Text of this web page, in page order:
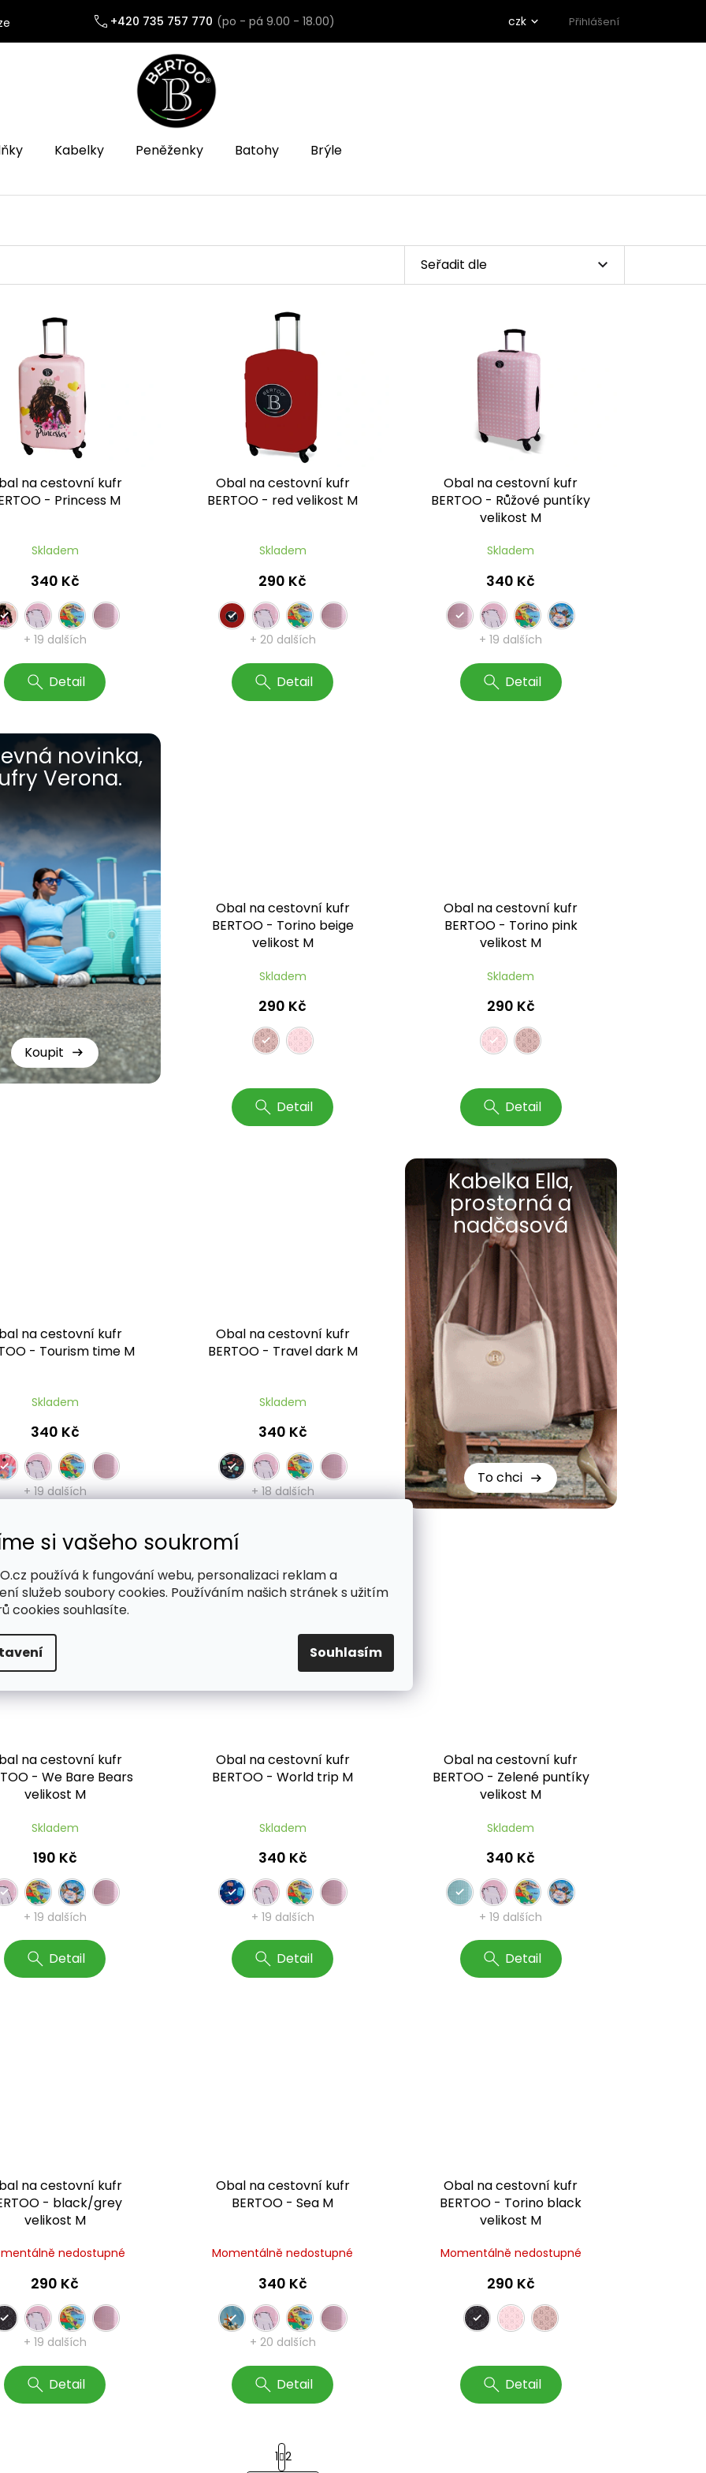
si vašeho soukromí
používá k fungování webu, personalizaci reklam a
služeb soubory cookies. Používáním našich stránek s užitím
cookies souhlasíte.
Souhlasím
+420 735 757 770 czk Přihlášení
Kabelky Peněženky Batohy Brýle
Seřadit dle
na cestovní kufr
- Princess M
Skladem
340 Kč
Detail
+ 19 dalších
Obal na cestovní kufr
BERTOO - red velikost M
Skladem
290 Kč
Detail
+ 20 dalších
Obal na cestovní kufr
BERTOO - Růžové puntíky
velikost M
Skladem
340 Kč
Detail
+ 19 dalších
novinka,
Verona.
Koupit
Obal na cestovní kufr
BERTOO - Torino beige
velikost M
Skladem
290 Kč
Detail
Obal na cestovní kufr
BERTOO - Torino pink
velikost M
Skladem
290 Kč
Detail
na cestovní kufr
- Tourism time M
Skladem
340 Kč
Detail
+ 19 dalších
Obal na cestovní kufr
BERTOO - Travel dark M
Skladem
340 Kč
+ 18 dalších
Kabelka Ella,
prostorná a
nadčasová
To chci
na cestovní kufr
- We Bare Bears
velikost M
Skladem
190 Kč
Detail
+ 19 dalších
Obal na cestovní kufr
BERTOO - World trip M
Skladem
340 Kč
Detail
+ 19 dalších
Obal na cestovní kufr
BERTOO - Zelené puntíky
velikost M
Skladem
340 Kč
Detail
+ 19 dalších
na cestovní kufr
- black/grey
velikost M
nedostupné
290 Kč
Detail
+ 19 dalších
Obal na cestovní kufr
BERTOO - Sea M
Momentálně nedostupné
340 Kč
Detail
+ 20 dalších
Obal na cestovní kufr
BERTOO - Torino black
velikost M
Momentálně nedostupné
290 Kč
Detail
S
t
1 2